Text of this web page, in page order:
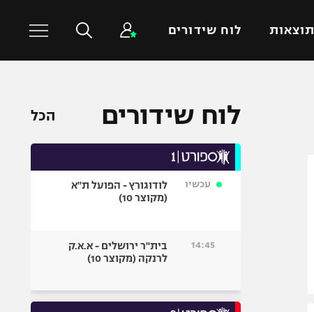
תוצאות לוח שידורים
כדורסל עולמי
כדורעף
שחייה
ספורט אולימפי
היאבקות WWE
לוח שידורים הכל
עכשיו
לודוגורץ - הפועל ת"א
(מקוצר 10)
14:45
בית"ר ירושלים - א.א.ק
לרנקה (מקוצר 10)